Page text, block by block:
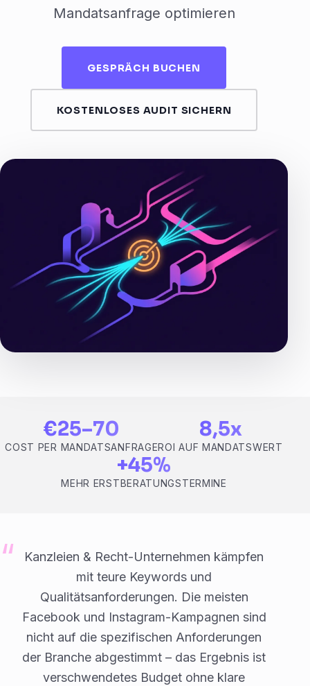
Mandatsanfrage optimieren
GESPRÄCH BUCHEN
KOSTENLOSES AUDIT SICHERN
€25–70
COST PER MANDATSANFRAGE
8,5x
ROI AUF MANDATSWERT
+45%
MEHR ERSTBERATUNGSTERMINE
Kanzleien & Recht-Unternehmen kämpfen
mit teure Keywords und
Qualitätsanforderungen. Die meisten
Facebook und Instagram-Kampagnen sind
nicht auf die spezifischen Anforderungen
der Branche abgestimmt – das Ergebnis ist
verschwendetes Budget ohne klare